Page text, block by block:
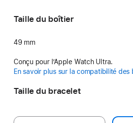
Taille du boîtier
49 mm
Conçu pour l’Apple Watch Ultra.
En savoir plus sur la compatibilité des
Taille du bracelet